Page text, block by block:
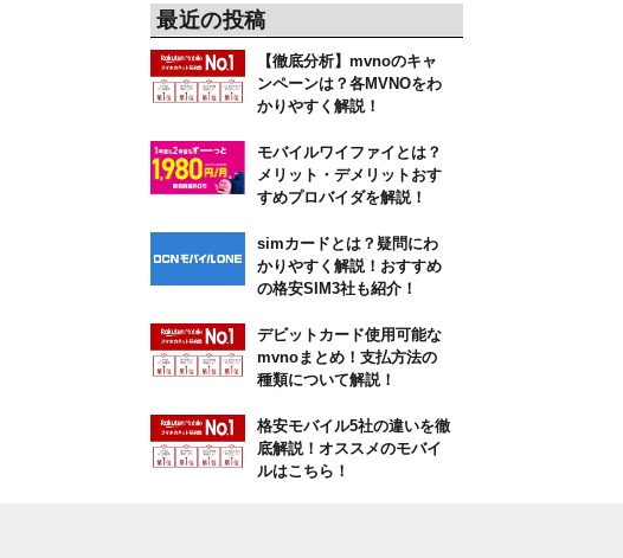
最近の投稿
【徹底分析】mvnoのキャ
ンペーンは？各MVNOをわ
かりやすく解説！
モバイルワイファイとは？
メリット・デメリットおす
すめプロバイダを解説！
simカードとは？疑問にわ
かりやすく解説！おすすめ
の格安SIM3社も紹介！
デビットカード使用可能な
mvnoまとめ！支払方法の
種類について解説！
格安モバイル5社の違いを徹
底解説！オススメのモバイ
ルはこちら！